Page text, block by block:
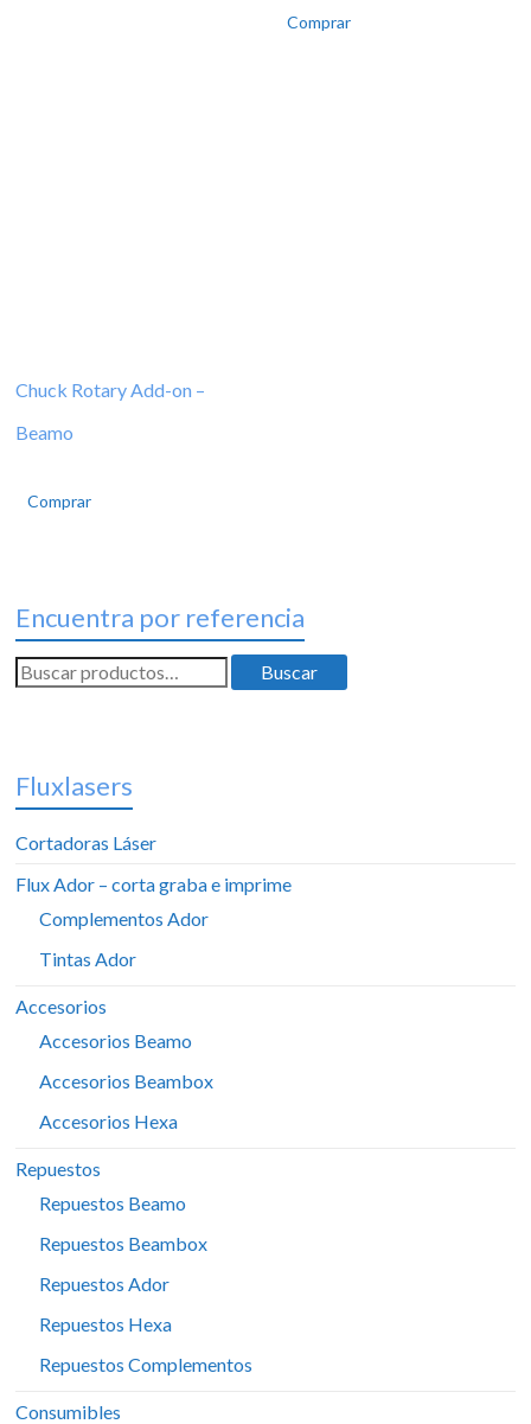
Comprar
Chuck Rotary Add-on –
Beamo
Comprar
Encuentra por referencia
Buscar
por:
Buscar
Fluxlasers
Cortadoras Láser
Flux Ador – corta graba e imprime
Complementos Ador
Tintas Ador
Accesorios
Accesorios Beamo
Accesorios Beambox
Accesorios Hexa
Repuestos
Repuestos Beamo
Repuestos Beambox
Repuestos Ador
Repuestos Hexa
Repuestos Complementos
Consumibles